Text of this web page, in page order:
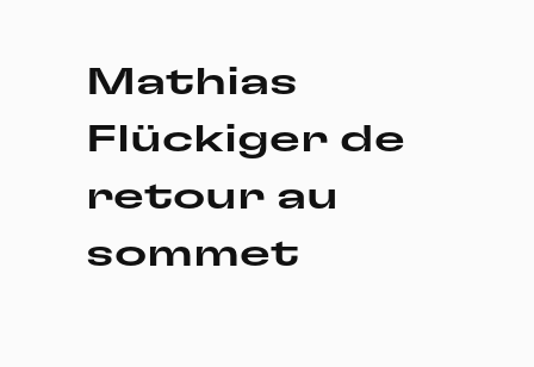
Mathias
Flückiger de
retour au
sommet